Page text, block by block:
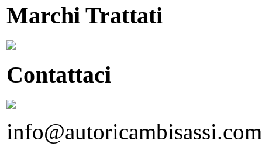
Marchi Trattati
Contattaci
info@autoricambisassi.com